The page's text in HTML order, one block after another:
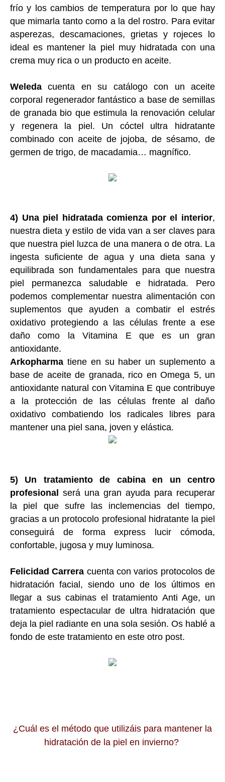
frío y los cambios de temperatura por lo que hay
que mimarla tanto como a la del rostro. Para evitar
asperezas, descamaciones, grietas y rojeces lo
ideal es mantener la piel muy hidratada con una
crema muy rica o un producto en aceite.
Weleda cuenta en su catálogo con un aceite
corporal regenerador fantástico a base de semillas
de granada bio que estimula la renovación celular
y regenera la piel. Un cóctel ultra hidratante
combinado con aceite de jojoba, de sésamo, de
germen de trigo, de macadamia… magnífico.
4) Una piel hidratada comienza por el interior,
nuestra dieta y estilo de vida van a ser claves para
que nuestra piel luzca de una manera o de otra. La
ingesta suficiente de agua y una dieta sana y
equilibrada son fundamentales para que nuestra
piel permanezca saludable e hidratada. Pero
podemos complementar nuestra alimentación con
suplementos que ayuden a combatir el estrés
oxidativo protegiendo a las células frente a ese
daño como la Vitamina E que es un gran
antioxidante.
Arkopharma tiene en su haber un suplemento a
base de aceite de granada, rico en Omega 5, un
antioxidante natural con Vitamina E que contribuye
a la protección de las células frente al daño
oxidativo combatiendo los radicales libres para
mantener una piel sana, joven y elástica.
5) Un tratamiento de cabina en un centro
profesional
será una gran ayuda para recuperar
la piel que sufre las inclemencias del tiempo,
gracias a un protocolo profesional hidratante la piel
conseguirá de forma express lucir cómoda,
confortable, jugosa y muy luminosa.
Felicidad Carrera cuenta con varios protocolos de
hidratación facial, siendo uno de los últimos en
llegar a sus cabinas el tratamiento Anti Age, un
tratamiento espectacular de ultra hidratación que
deja la piel radiante en una sola sesión. Os hablé a
fondo de este tratamiento en este otro post.
¿Cuál es el método que utilizáis para mantener la
hidratación de la piel en invierno?